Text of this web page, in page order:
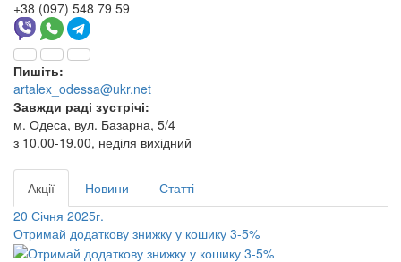
+38 (097) 548 79 59
Пишіть:
artalex_odessa@ukr.net
Завжди раді зустрічі:
м. Одеса, вул. Базарна, 5/4
з 10.00-19.00, неділя вихідний
Акції Новини
Статті
20 Січня 2025г.
Отримай додаткову знижку у кошику 3-5%